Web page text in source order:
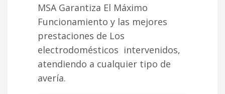
MSA Garantiza El Máximo
Funcionamiento y las mejores
prestaciones de Los
electrodomésticos intervenidos,
atendiendo a cualquier tipo de
avería.